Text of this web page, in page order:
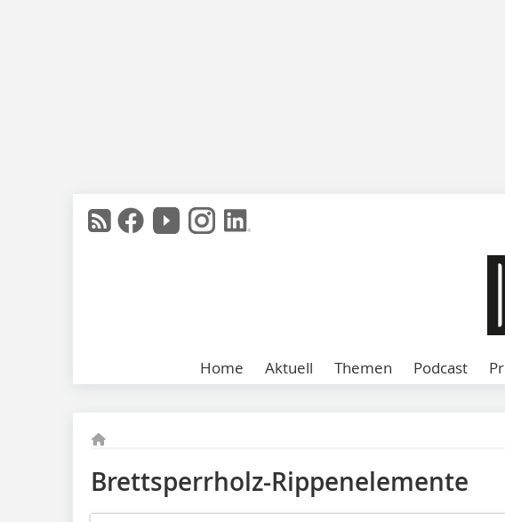
Home Aktuell Themen Podcast
Brettsperrholz-Rippenelemente